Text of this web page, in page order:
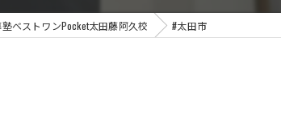
プラン
ベストワンPocket太田藤阿久校 #太田市